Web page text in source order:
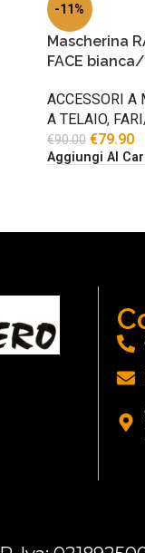
-11%
Mascherina
FACE
ACCESSORI A
A TELAIO,
€90.00 €79.90
Aggiungi Al